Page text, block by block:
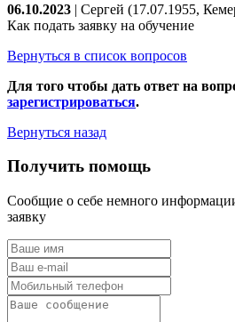
06.10.2023 | Сергей (17.07.1955,
Как подать заявку на обучение
Вернуться в список вопросов
Для того чтобы дать ответ на
зарегистрироваться.
Вернуться назад
Получить помощь
Сообщие о себе немного
заявку